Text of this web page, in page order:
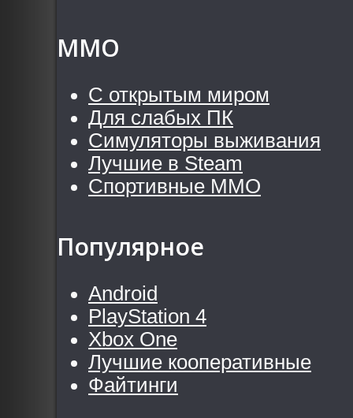
MMO
С открытым миром
Для слабых ПК
Симуляторы выживания
Лучшие в Steam
Спортивные MMO
Популярное
Android
PlayStation 4
Xbox One
Лучшие кооперативные
Файтинги